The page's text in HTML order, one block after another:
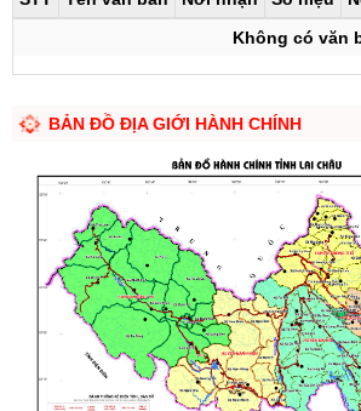
Không có văn
BẢN ĐỒ ĐỊA GIỚI HÀNH CHÍNH